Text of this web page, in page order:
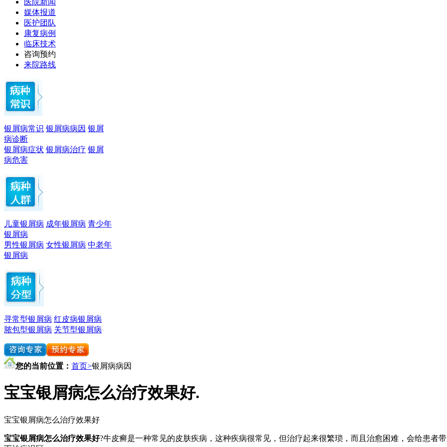
医院新闻
媒体报道
医护团队
康复病例
临床技术
咨询预约
来院路线
银屑病常识 银屑病病因 银屑
病诊断
银屑病症状 银屑病治疗 银屑
病危害
儿童银屑病 成年银屑病 青少年
银屑病
男性银屑病 女性银屑病 中老年
银屑病
寻常型银屑病 红皮病银屑病
脓包型银屑病 关节型银屑病
您的当前位置： 首页>银屑病病因
宝宝银屑病怎么治疗效果好.
宝宝银屑病怎么治疗效果好
宝宝银屑病怎么治疗效果好?牛皮癣是一种常见的皮肤疾病，这种疾病很常见，但治疗起来很繁琐，而且治愈困难，会给患者